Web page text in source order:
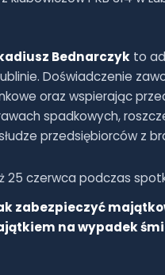
Bednarczyk to
Doświadczenie
oraz wspierając
spadkowych,
przedsiębiorców z
25 czerwca podczas
zabezpieczyć
na wypadek